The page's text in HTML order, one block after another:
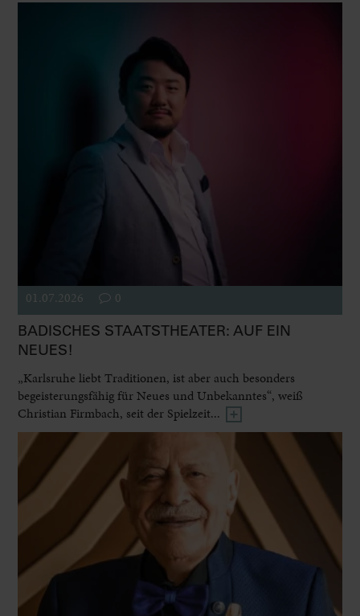
01.07.2026 0
BADISCHES STAATSTHEATER: AUF EIN
NEUES!
„Karlsruhe liebt Traditionen, ist aber auch besonders
begeisterungsfähig für Neues und Unbekanntes“, weiß
Christian Firmbach, seit der Spielzeit...